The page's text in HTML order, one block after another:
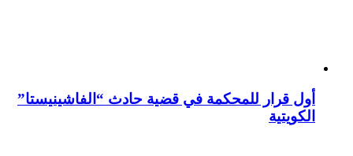
أول قرار للمحكمة في قضية حادث “الفاشينيستا”
الكويتية